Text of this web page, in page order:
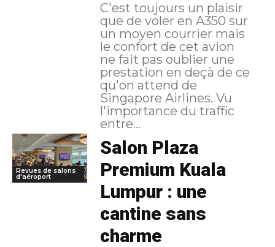
C'est toujours un plaisir
que de voler en A350 sur
un moyen courrier mais
le confort de cet avion
ne fait pas oublier une
prestation en deçà de ce
qu'on attend de
Singapore Airlines. Vu
l'importance du traffic
entre...
Revues de salons
d'aéroport
Salon Plaza
Premium Kuala
Lumpur : une
cantine sans
charme